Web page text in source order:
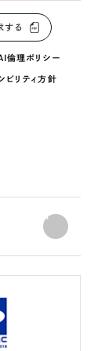
する
倫理ポリシー
ビリティ方針